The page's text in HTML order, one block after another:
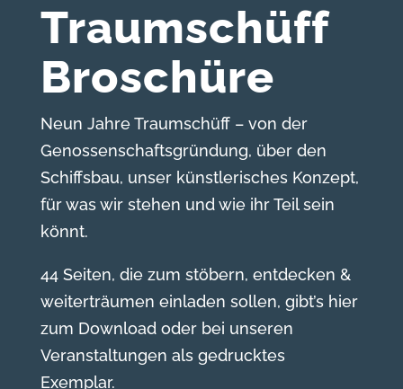
Traumschüff
Broschüre
Neun Jahre Traumschüff – von der
Genossenschaftsgründung, über den
Schiffsbau, unser künstlerisches Konzept,
für was wir stehen und wie ihr Teil sein
könnt.
44 Seiten, die zum stöbern, entdecken &
weiterträumen einladen sollen, gibt’s hier
zum Download oder bei unseren
Veranstaltungen als gedrucktes
Exemplar.